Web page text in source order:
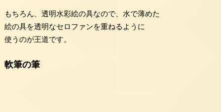
もちろん、透明水彩絵の具なので、水で薄めた
絵の具を透明なセロファンを重ねるように
使うのが王道です。
軟筆の筆